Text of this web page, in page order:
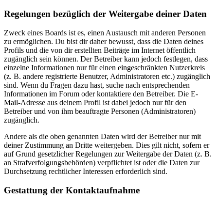
Regelungen bezüglich der Weitergabe deiner Daten
Zweck eines Boards ist es, einen Austausch mit anderen Personen
zu ermöglichen. Du bist dir daher bewusst, dass die Daten deines
Profils und die von dir erstellten Beiträge im Internet öffentlich
zugänglich sein können. Der Betreiber kann jedoch festlegen, dass
einzelne Informationen nur für einen eingeschränkten Nutzerkreis
(z. B. andere registrierte Benutzer, Administratoren etc.) zugänglich
sind. Wenn du Fragen dazu hast, suche nach entsprechenden
Informationen im Forum oder kontaktiere den Betreiber. Die E-
Mail-Adresse aus deinem Profil ist dabei jedoch nur für den
Betreiber und von ihm beauftragte Personen (Administratoren)
zugänglich.
Andere als die oben genannten Daten wird der Betreiber nur mit
deiner Zustimmung an Dritte weitergeben. Dies gilt nicht, sofern er
auf Grund gesetzlicher Regelungen zur Weitergabe der Daten (z. B.
an Strafverfolgungsbehörden) verpflichtet ist oder die Daten zur
Durchsetzung rechtlicher Interessen erforderlich sind.
Gestattung der Kontaktaufnahme